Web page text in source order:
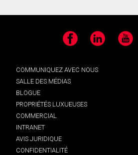
Facebook LinkedIn YouTube
COMMUNIQUEZ AVEC NOUS
SALLE DES MÉDIAS
BLOGUE
PROPRIÉTÉS LUXUEUSES
COMMERCIAL
INTRANET
AVIS JURIDIQUE
CONFIDENTIALITÉ